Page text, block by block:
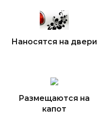
Наносятся на двери
Размещаются на
капот